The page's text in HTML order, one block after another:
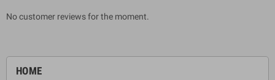
HOME
No customer reviews for the moment.